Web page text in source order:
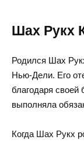
Шах Рукх
Родился Шах
Нью-Дели. Его
благодаря
выполняла
Когда Шах Рукх